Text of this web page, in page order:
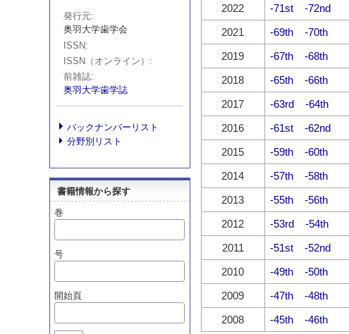
発行元
奥羽大学歯学会
ISSN
ISSN（オンライン）
前雑誌
奥羽大学歯学誌
バックナンバーリスト
分野別リスト
書籍情報から探す
巻
号
開始頁
2022
-71st
-72nd
2021
-69th
-70th
2019
-67th
-68th
2018
-65th
-66th
2017
-63rd
-64th
2016
-61st
-62nd
2015
-59th
-60th
2014
-57th
-58th
2013
-55th
-56th
2012
-53rd
-54th
2011
-51st
-52nd
2010
-49th
-50th
2009
-47th
-48th
2008
-45th -46th